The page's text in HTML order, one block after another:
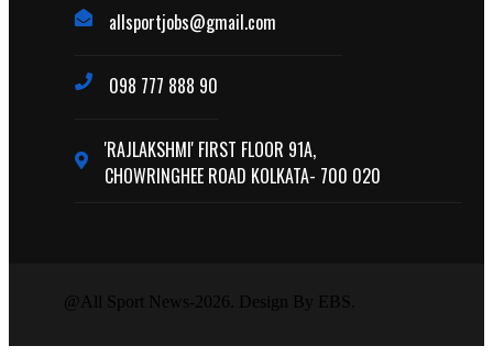
allsportjobs@gmail.com
098 777 888 90
'RAJLAKSHMI' FIRST FLOOR 91A,
CHOWRINGHEE ROAD KOLKATA- 700 020
@All Sport News-2026. Design By EBS.